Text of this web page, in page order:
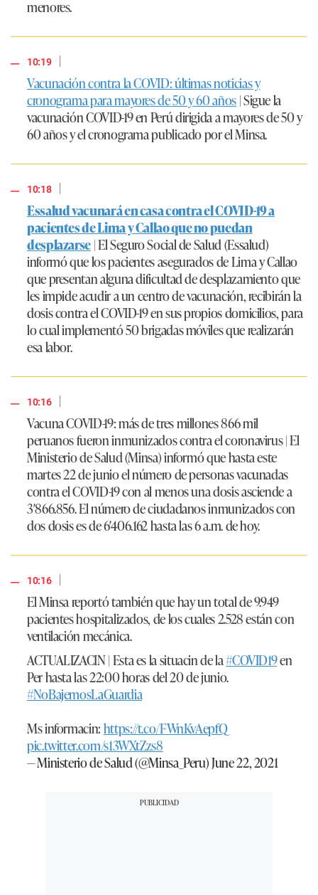
menores.
10:19
|
Vacunación contra la COVID: últimas noticias y
cronograma para mayores de 50 y 60 años| Sigue la
vacunación COVID-19 en Perú dirigida a mayores de 50 y
60 años y el cronograma publicado por el Minsa.
10:18
|
Essalud vacunará en casa contra el COVID-19 a
pacientes de Lima y Callao que no puedan
desplazarse| El Seguro Social de Salud (Essalud)
informó que los pacientes asegurados de Lima y Callao
que presentan alguna dificultad de desplazamiento que
les impide acudir a un centro de vacunación, recibirán la
dosis contra el COVID-19 en sus propios domicilios, para
lo cual implementó 50 brigadas móviles que realizarán
esa labor.
10:16
|
Vacuna COVID-19: más de tres millones 866 mil
peruanos fueron inmunizados contra el coronavirus | El
Ministerio de Salud (Minsa) informó que hasta este
martes 22 de junio el número de personas vacunadas
contra el COVID-19 con al menos una dosis asciende a
3′866.856. El número de ciudadanos inmunizados con
dos dosis es de 6′406.162 hasta las 6 a.m. de hoy.
10:16
|
El Minsa reportó también que hay un total de 9.949
pacientes hospitalizados, de los cuales 2.528 están con
ventilación mecánica.
ACTUALIZACIN | Esta es la situacin de la#COVID19en
Per hasta las 22:00 horas del 20 de junio.
#NoBajemosLaGuardia
Ms informacin:https://t.co/FWnKvAepfQ
pic.twitter.com/s13WXtZzs8
— Ministerio de Salud (@Minsa_Peru)June 22, 2021